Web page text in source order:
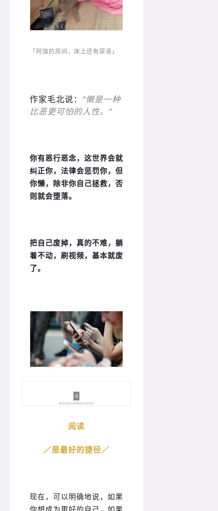
「阿强的房间，床上还有尿液」
作家毛北说： “懒是一种
比恶更可怕的人性。”
你有恶行恶念，这世界会就
纠正你，法律会惩罚你，但
你懒，除非你自己拯救，否
则就会堕落。
把自己废掉，真的不难，躺
着不动，刷视频，基本就废
了。
阅读
／是最好的捷径／
现在，可以明确地说，如果
你想成为更好的自己，如果